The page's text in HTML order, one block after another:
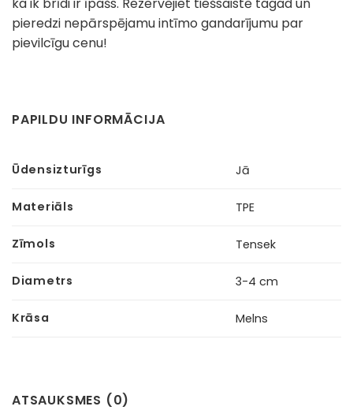
ka ik brīdi ir īpašs. Rezervējiet tiešsaistē tagad un
pieredzi nepārspējamu intīmo gandarījumu par
pievilcīgu cenu!
PAPILDU INFORMĀCIJA
Ūdensizturīgs Jā
Materiāls TPE
Zīmols Tensek
Diametrs 3-4 cm
Krāsa Melns
ATSAUKSMES (0)